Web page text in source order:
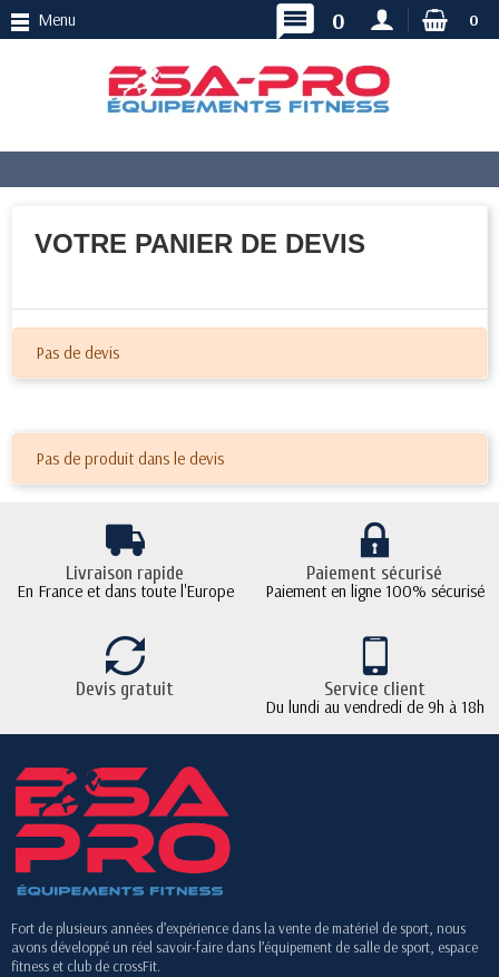
Menu 0
message 0
VOTRE PANIER DE DEVIS
Pas de devis
Pas de produit dans le devis
Livraison rapide
En France et dans toute l'Europe
Paiement sécurisé
Paiement en ligne 100% sécurisé
Devis gratuit Service client
Du lundi au vendredi de 9h à 18h
Fort de plusieurs années d’expérience dans la vente de matériel de sport, nous
avons développé un réel savoir-faire dans l’équipement de salle de sport, espace
fitness et club de crossFit.